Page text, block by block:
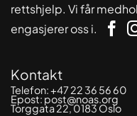
rettshjelp. Vi får
engasjerer oss i.
Kontakt
Telefon:+47 22 36 56 60
Epost: post@noas.org
Torggata 22, 0183 Oslo